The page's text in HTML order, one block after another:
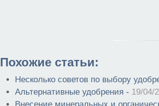
Похожие статьи:
Несколько советов по выбору
Альтернативные удобрения - 19/04/